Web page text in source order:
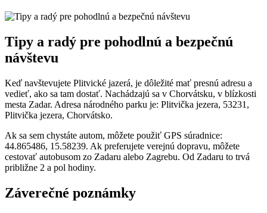
Tipy a radý pre pohodlnú a bezpečnú
návštevu
Keď navštevujete Plitvické jazerá, je dôležité mať presnú adresu a
vedieť, ako sa tam dostať. Nachádzajú sa v Chorvátsku, v blízkosti
mesta Zadar. Adresa národného parku je: Plitvička jezera, 53231,
Plitvička jezera, Chorvátsko.
Ak sa sem chystáte autom, môžete použiť GPS súradnice:
44.865486, 15.58239. Ak preferujete verejnú dopravu, môžete
cestovať autobusom zo Zadaru alebo Zagrebu. Od Zadaru to trvá
približne 2 a pol hodiny.
Záverečné poznámky